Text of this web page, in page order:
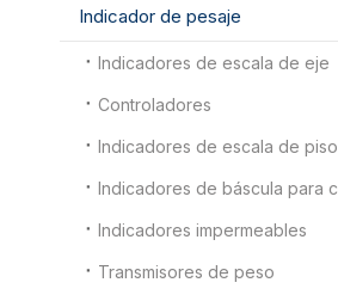
Indicador de pesaje
Indicadores de escala de eje
Controladores
Indicadores de escala de piso
Indicadores impermeables
Transmisores de peso